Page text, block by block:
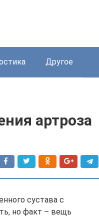
Другое
артроза
сустава с
но факт – вещь